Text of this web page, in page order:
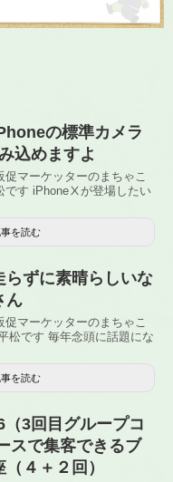
の標準カメラ
込めますよ
マーケッターのまちゃこ
です iPhoneⅩが登場したい
を読む
らずに素晴らしいな
ん
マーケッターのまちゃこ
松です 毎年念頭に話題にな
を読む
（3回目グループコ
スで集客できるブ
４＋２回）